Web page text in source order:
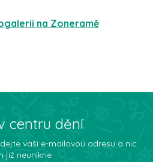
na Zoneramě
centru dění
vaší e-mailovou adresu a nic
již neunikne